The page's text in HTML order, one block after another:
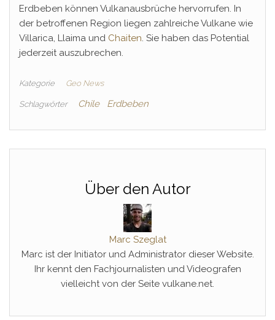
Erdbeben können Vulkanausbrüche hervorrufen. In
der betroffenen Region liegen zahlreiche Vulkane wie
Villarica, Llaima und Chaiten. Sie haben das Potential
jederzeit auszubrechen.
Kategorie Geo News
Schlagwörter Chile Erdbeben
Über den Autor
Marc Szeglat
Marc ist der Initiator und Administrator dieser Website.
Ihr kennt den Fachjournalisten und Videografen
vielleicht von der Seite vulkane.net.